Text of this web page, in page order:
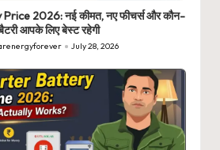
2026: नई कीमत, नए फीचर्स और कौन-
आपके लिए बेस्ट रहेगी
July 28, 2026